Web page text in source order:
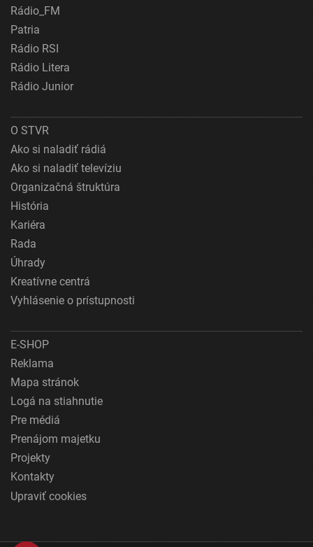
Rádio_FM
Patria
Rádio RSI
Rádio Litera
Rádio Junior
O STVR
Ako si naladiť rádiá
Ako si naladiť televíziu
Organizačná štruktúra
História
Kariéra
Rada
Úhrady
Kreatívne centrá
Vyhlásenie o prístupnosti
E-SHOP
Reklama
Mapa stránok
Logá na stiahnutie
Pre médiá
Prenájom majetku
Projekty
Kontakty
Upraviť cookies